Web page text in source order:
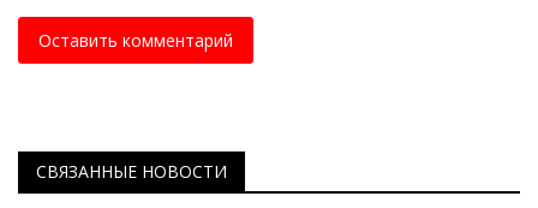
Оставить комментарий
СВЯЗАННЫЕ НОВОСТИ